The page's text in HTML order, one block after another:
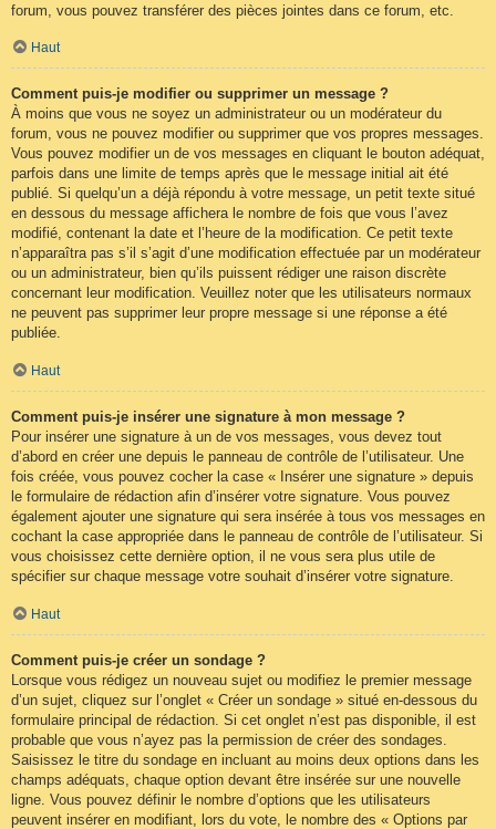
forum, vous pouvez transférer des pièces jointes dans ce forum, etc.
Haut
Comment puis-je modifier ou supprimer un message ?
À moins que vous ne soyez un administrateur ou un modérateur du
forum, vous ne pouvez modifier ou supprimer que vos propres messages.
Vous pouvez modifier un de vos messages en cliquant le bouton adéquat,
parfois dans une limite de temps après que le message initial ait été
publié. Si quelqu’un a déjà répondu à votre message, un petit texte situé
en dessous du message affichera le nombre de fois que vous l’avez
modifié, contenant la date et l’heure de la modification. Ce petit texte
n’apparaîtra pas s’il s’agit d’une modification effectuée par un modérateur
ou un administrateur, bien qu’ils puissent rédiger une raison discrète
concernant leur modification. Veuillez noter que les utilisateurs normaux
ne peuvent pas supprimer leur propre message si une réponse a été
publiée.
Haut
Comment puis-je insérer une signature à mon message ?
Pour insérer une signature à un de vos messages, vous devez tout
d’abord en créer une depuis le panneau de contrôle de l’utilisateur. Une
fois créée, vous pouvez cocher la case « Insérer une signature » depuis
le formulaire de rédaction afin d’insérer votre signature. Vous pouvez
également ajouter une signature qui sera insérée à tous vos messages en
cochant la case appropriée dans le panneau de contrôle de l’utilisateur. Si
vous choisissez cette dernière option, il ne vous sera plus utile de
spécifier sur chaque message votre souhait d’insérer votre signature.
Haut
Comment puis-je créer un sondage ?
Lorsque vous rédigez un nouveau sujet ou modifiez le premier message
d’un sujet, cliquez sur l’onglet « Créer un sondage » situé en-dessous du
formulaire principal de rédaction. Si cet onglet n’est pas disponible, il est
probable que vous n’ayez pas la permission de créer des sondages.
Saisissez le titre du sondage en incluant au moins deux options dans les
champs adéquats, chaque option devant être insérée sur une nouvelle
ligne. Vous pouvez définir le nombre d’options que les utilisateurs
peuvent insérer en modifiant, lors du vote, le nombre des « Options par